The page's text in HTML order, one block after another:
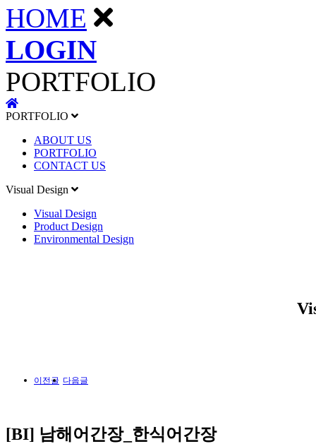
HOME
LOGIN
PORTFOLIO
PORTFOLIO
ABOUT US
PORTFOLIO
CONTACT US
Visual Design
Visual Design
Product Design
Environmental Design
이전글 다음글
[BI] 남해어간장_한식어간장